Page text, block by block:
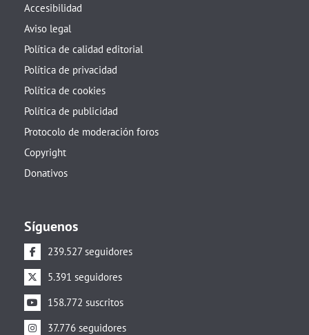
Accesibilidad
Aviso legal
Política de calidad editorial
Política de privacidad
Política de cookies
Política de publicidad
Protocolo de moderación foros
Copyright
Donativos
Síguenos
239.527 seguidores
5.391 seguidores
158.772 suscritos
37.776 seguidores